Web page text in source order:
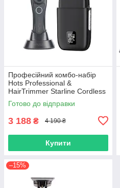
Професійний комбо-набір
Hots Professional &
HairTrimmer Starline Cordless
,Black (HP-12108+HP2012-
BK)
Готово до відправки
3 188 ₴ 4 190 ₴
Купити
–15%